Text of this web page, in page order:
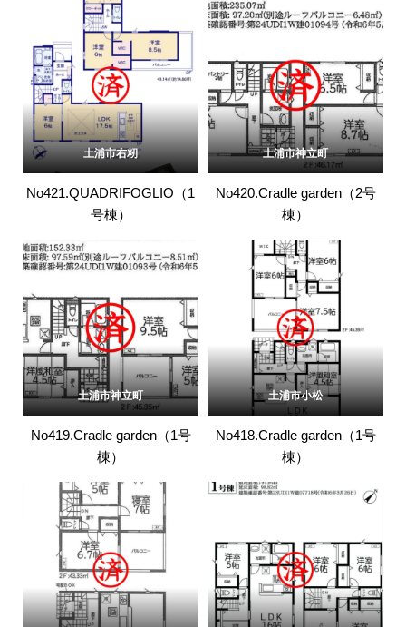
土浦市右籾
No421.QUADRIFOGLIO（1
号棟）
土浦市神立町
No420.Cradle garden（2号
棟）
土浦市神立町
No419.Cradle garden（1号
棟）
土浦市小松
No418.Cradle garden（1号
棟）